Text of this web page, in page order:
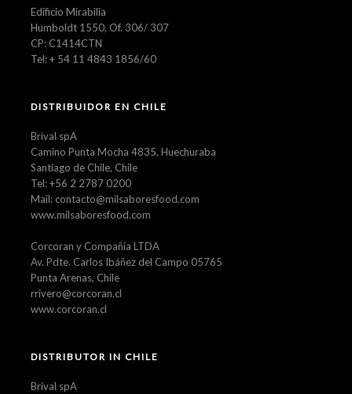
Edificio Mirabilia
Humboldt 1550, Of. 306/ 307
CP: C1414CTN
Tel: + 54 11 4843 1856/60
DISTRIBUIDOR EN CHILE
Brival spA
Camino Punta Mocha 4835, Huechuraba
Santiago de Chile, Chile
Tel: +56 2 2787 0200
Mail: contacto@milsaboresfood.com
www.milsaboresfood.com
Corcoran y Compañía LTDA
Av. Pdte. Carlos Ibáñez del Campo 05765
Punta Arenas, Chile
rrivero@corcoran.cl
www.corcoran.cl
DISTRIBUTOR IN CHILE
Brival spA